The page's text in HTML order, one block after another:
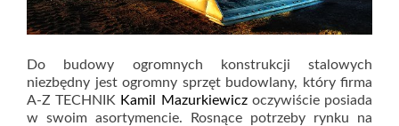
Do budowy ogromnych konstrukcji stalowych
niezbędny jest ogromny sprzęt budowlany, który firma
A-Z TECHNIK Kamil Mazurkiewiczoczywiście posiada
w swoim asortymencie. Rosnące potrzeby rynku na